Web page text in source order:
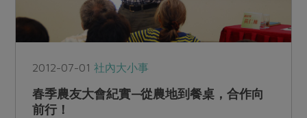
2012-07-01社內大小事
春季農友大會紀實—從農地到餐桌，合作向
前行！